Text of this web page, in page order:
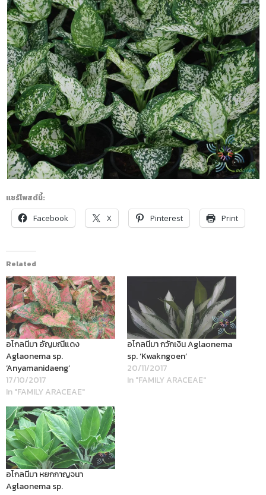
แชร์โพสต์นี้:
Facebook
X Pinterest Print
Related
อโกลนีมา อัญมณีแดง
Aglaonema sp.
‘Anyamanidaeng’
17/10/2017
In "FAMILY ARACEAE"
อโกลนีมา กวักเงิน Aglaonema
sp. ‘Kwakngoen’
20/11/2017
In "FAMILY ARACEAE"
อโกลนีมา หยกกาญจนา
Aglaonema sp.